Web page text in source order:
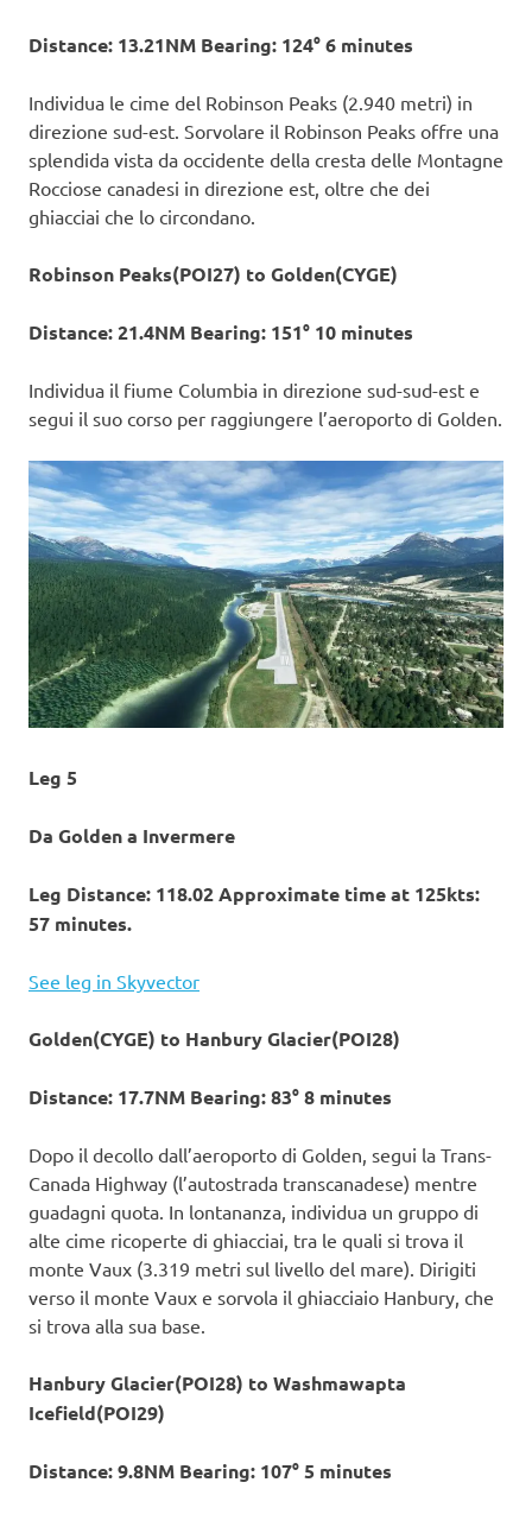
Distance: 13.21NM Bearing: 124° 6 minutes
Individua le cime del Robinson Peaks (2.940 metri) in
direzione sud-est. Sorvolare il Robinson Peaks offre una
splendida vista da occidente della cresta delle Montagne
Rocciose canadesi in direzione est, oltre che dei
ghiacciai che lo circondano.
Robinson Peaks(POI27) to Golden(CYGE)
Distance: 21.4NM Bearing: 151° 10 minutes
Individua il fiume Columbia in direzione sud-sud-est e
segui il suo corso per raggiungere l’aeroporto di Golden.
Leg 5
Da Golden a Invermere
Leg Distance: 118.02 Approximate time at 125kts:
57 minutes.
See leg in Skyvector
Golden(CYGE) to Hanbury Glacier(POI28)
Distance: 17.7NM Bearing: 83° 8 minutes
Dopo il decollo dall’aeroporto di Golden, segui la Trans-
Canada Highway (l’autostrada transcanadese) mentre
guadagni quota. In lontananza, individua un gruppo di
alte cime ricoperte di ghiacciai, tra le quali si trova il
monte Vaux (3.319 metri sul livello del mare). Dirigiti
verso il monte Vaux e sorvola il ghiacciaio Hanbury, che
si trova alla sua base.
Hanbury Glacier(POI28) to Washmawapta
Icefield(POI29)
Distance: 9.8NM Bearing: 107° 5 minutes